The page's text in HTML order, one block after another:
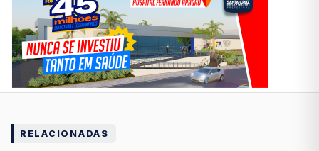
RELACIONADAS